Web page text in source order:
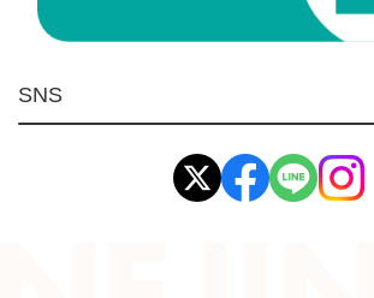
環境安全用品
イマオ製品(IMAO)
工業資材(栃木屋)
SNS